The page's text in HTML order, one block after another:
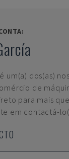
é um(a) dos(as)
de
para mais
em contactá-